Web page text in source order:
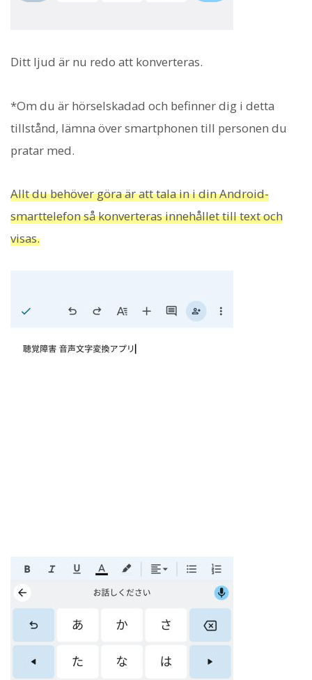
Ditt ljud är nu redo att konverteras.
*Om du är hörselskadad och befinner dig i detta
tillstånd, lämna över smartphonen till personen du
pratar med.
Allt du behöver göra är att tala in i din Android-
smarttelefon så konverteras innehållet till text och
visas.